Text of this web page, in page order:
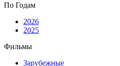
По Годам
2026
2025
Фильмы
Зарубежные